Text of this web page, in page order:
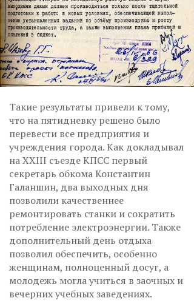
Такие результаты привели к тому,
что на пятидневку решено было
перевести все предприятия и
учреждения города. Как докладывал
на XXIII съезде КПСС первый
секретарь обкома Константин
Галаншин, два выходных дня
позволили качественнее
ремонтировать станки и сократить
потребление электроэнергии. Также
дополнительный день отдыха
позволил обеспечить, особенно
женщинам, полноценный досуг, а
молодежь могла учиться в заочных и
вечерних учебных заведениях.